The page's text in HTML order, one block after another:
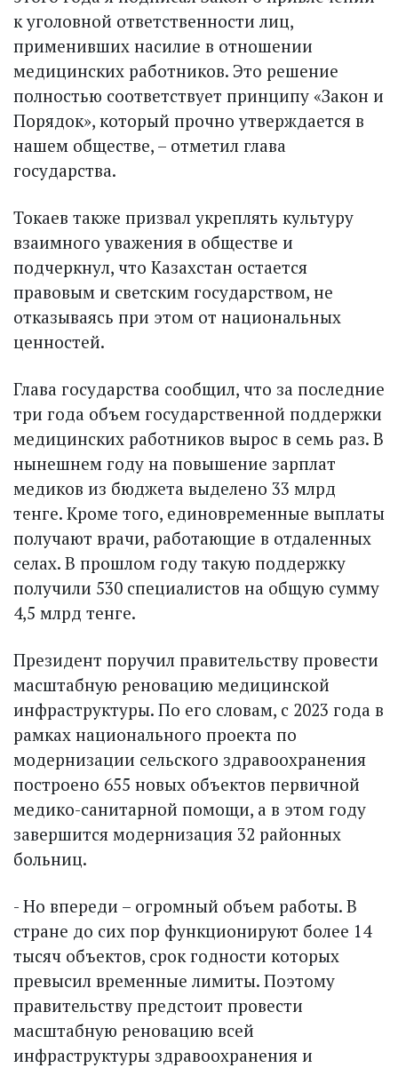
к уголовной ответственности лиц,
применивших насилие в отношении
медицинских работников. Это решение
полностью соответствует принципу «Закон и
Порядок», который прочно утверждается в
нашем обществе, – отметил глава
государства.
Токаев также призвал укреплять культуру
взаимного уважения в обществе и
подчеркнул, что Казахстан остается
правовым и светским государством, не
отказываясь при этом от национальных
ценностей.
Глава государства сообщил, что за последние
три года объем государственной поддержки
медицинских работников вырос в семь раз. В
нынешнем году на повышение зарплат
медиков из бюджета выделено 33 млрд
тенге. Кроме того, единовременные выплаты
получают врачи, работающие в отдаленных
селах. В прошлом году такую поддержку
получили 530 специалистов на общую сумму
4,5 млрд тенге.
Президент поручил правительству провести
масштабную реновацию медицинской
инфраструктуры. По его словам, с 2023 года в
рамках национального проекта по
модернизации сельского здравоохранения
построено 655 новых объектов первичной
медико-санитарной помощи, а в этом году
завершится модернизация 32 районных
больниц.
- Но впереди – огромный объем работы. В
стране до сих пор функционируют более 14
тысяч объектов, срок годности которых
превысил временные лимиты. Поэтому
правительству предстоит провести
масштабную реновацию всей
инфраструктуры здравоохранения и